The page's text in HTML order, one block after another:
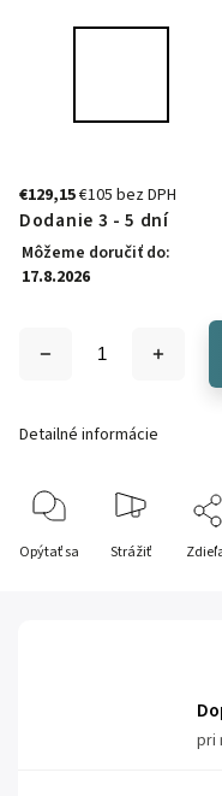
€129,15€105 bez DPH
Dodanie 3 - 5 dní
Môžeme doručiť do:
17.8.2026
Detailné informácie
Opýtať sa Strážiť
pri